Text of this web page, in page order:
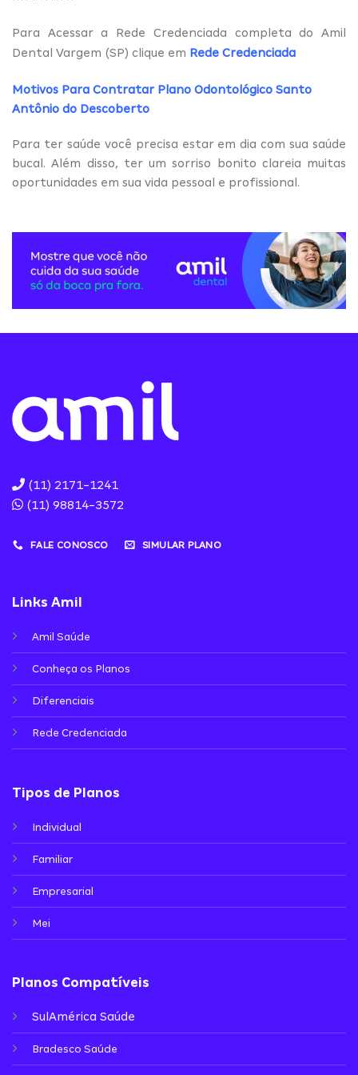
Para Acessar a Rede Credenciada completa do Amil
Dental Vargem (SP) clique em Rede Credenciada
Motivos Para Contratar Plano Odontológico Santo
Antônio do Descoberto
Para ter saúde você precisa estar em dia com sua saúde
bucal. Além disso, ter um sorriso bonito clareia muitas
oportunidades em sua vida pessoal e profissional.
(11) 2171-1241
(11) 98814-3572
FALE CONOSCO SIMULAR PLANO
Links Amil
Amil Saúde
Conheça os Planos
Diferenciais
Rede Credenciada
Tipos de Planos
Individual
Familiar
Empresarial
Mei
Planos Compatíveis
SulAmérica Saúde
Bradesco Saúde